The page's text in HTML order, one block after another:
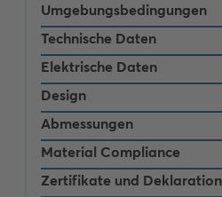
Umgebungsbedingungen
Technische Daten
Elektrische Daten
Design
Abmessungen
Material Compliance
Zertifikate und